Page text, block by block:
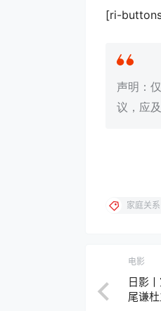
[ri-
声明：
议，应
家庭关系
电影
日影
尾谦